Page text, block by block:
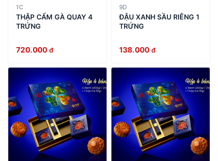
1C
THẬP CẨM GÀ QUAY 4
TRỨNG
720.000 đ
9D
ĐẬU XANH SẦU RIÊNG 1
TRỨNG
138.000 đ